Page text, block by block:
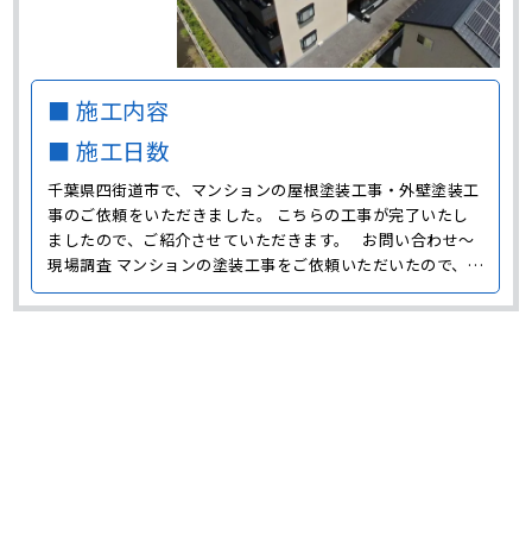
■ 施工内容
■ 施工日数
千葉県四街道市で、マンションの屋根塗装工事・外壁塗装工
事のご依頼をいただきました。 こちらの工事が完了いたし
ましたので、ご紹介させていただきます。 お問い合わせ～
現場調査 マンションの塗装工事をご依頼いただいたので、ま
ずは現場に伺い屋根や外壁の点検をおこないました。 屋根
にはサビや汚れの発生が見られ、防水機能が低下している様